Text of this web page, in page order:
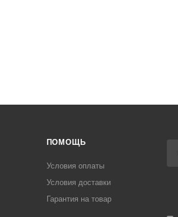
ПОМОЩЬ
Условия оплаты
Условия доставки
Гарантия на товар